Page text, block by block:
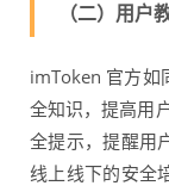
（二）用户
imToken 官方如
全知识，提高用
全提示，提醒用
线上线下的安全